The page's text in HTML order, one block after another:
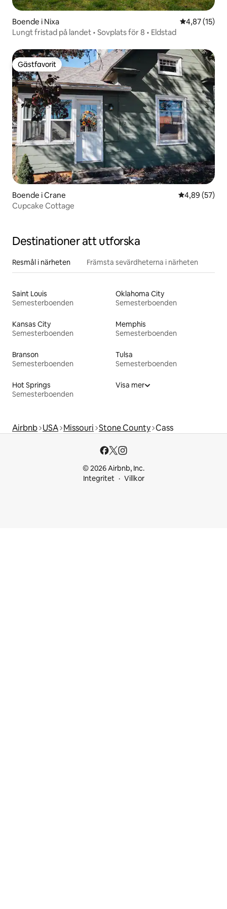
Boende i Nixa 4,87 av 5 i
4,87 (15)
Lungt fristad på landet • Sovplats för 8 • Eldstad
Gästfavorit
Gästfavorit
Boende i Crane 4,89 av 5 i
4,89 (57)
Cupcake Cottage
Destinationer att utforska
Resmål i närheten Främsta sevärdheterna i närheten
Saint Louis
Semesterboenden
Oklahoma City
Semesterboenden
Kansas City
Semesterboenden
Memphis
Semesterboenden
Branson
Semesterboenden
Tulsa
Semesterboenden
Hot Springs
Semesterboenden
Visa mer
Airbnb USA Missouri Stone County Cass
© 2026 Airbnb, Inc.
Integritet
Villkor